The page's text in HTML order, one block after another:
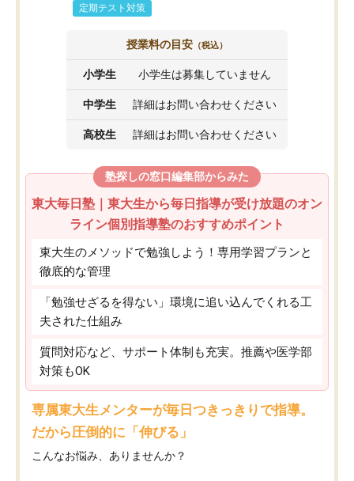
定期テスト対策
授業料の目安 （税込）
小学生 小学生は募集していません
中学生 詳細はお問い合わせください
高校生 詳細はお問い合わせください
塾探しの窓口編集部からみた
東大毎日塾｜東大生から毎日指導が受け放題のオン
ライン個別指導塾のおすすめポイント
東大生のメソッドで勉強しよう！専用学習プランと
徹底的な管理
「勉強せざるを得ない」環境に追い込んでくれる工
夫された仕組み
質問対応など、サポート体制も充実。推薦や医学部
対策もOK
専属東大生メンターが毎日つきっきりで指導。
だから圧倒的に「伸びる」
こんなお悩み、ありませんか？